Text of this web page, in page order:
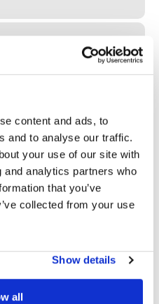
content and ads, to
and to analyse our traffic.
your use of our site with
analytics partners who
that you’ve
collected from your use
Show details
all
données conformément